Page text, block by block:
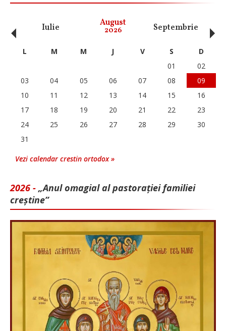
Iulie August
2026 Septembrie
‹ L M M J V S
D
01
02
03
04 05 06 07 08
09
10
11 12 13 14 15
16
17
18 19 20 21 22
23
24
25 26 27 28 29
30
31
Vezi calendar crestin ortodox »
2026 - „Anul omagial al pastorației familiei
creștine”